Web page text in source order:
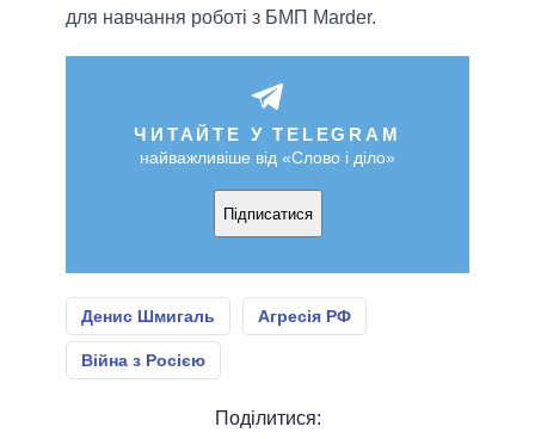
для навчання роботі з БМП Marder.
ЧИТАЙТЕ У TELEGRAM
найважливіше від «Слово і діло»
Підписатися
Денис Шмигаль Агресія РФ
Війна з Росією
Поділитися: